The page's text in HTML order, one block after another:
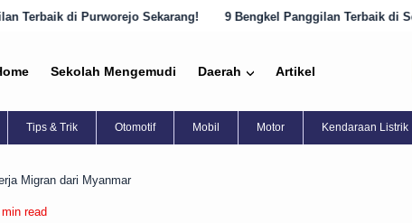
Sekarang! 9 Bengkel Panggilan Terbaik di Semarang yang Harus
Sekolah Mengemudi Daerah Artikel
Tips & Trik Otomotif Mobil Motor Kendaraan Listrik
Migran dari Myanmar
read